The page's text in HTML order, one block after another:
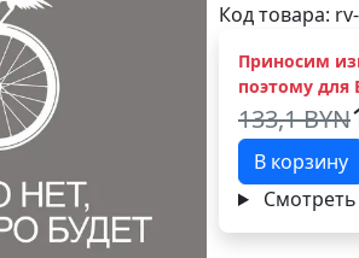
Код товара:
Приносим
поэтому для
133,1 BYN
В корзину